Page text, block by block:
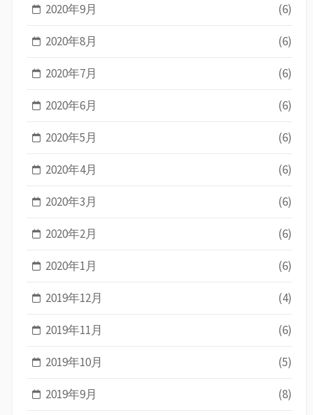
2020年9月 (6)
2020年8月 (6)
2020年7月 (6)
2020年6月 (6)
2020年5月 (6)
2020年4月 (6)
2020年3月 (6)
2020年2月 (6)
2020年1月 (6)
2019年12月 (4)
2019年11月 (6)
2019年10月 (5)
2019年9月 (8)